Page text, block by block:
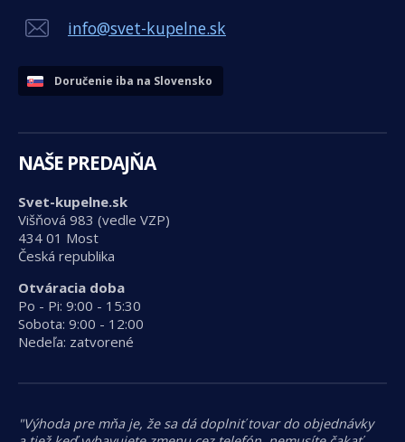
info@svet-kupelne.sk
Doručenie iba na Slovensko
NAŠE PREDAJŇA
Svet-kupelne.sk
Višňová 983 (vedle VZP)
434 01 Most
Česká republika
Otváracia doba
Po - Pi: 9:00 - 15:30
Sobota: 9:00 - 12:00
Nedeľa: zatvorené
"Výhoda pre mňa je, že sa dá doplniť tovar do objednávky